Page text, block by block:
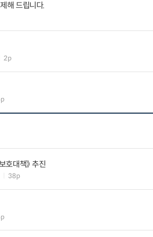
해 드립니다.
2p
호대책》 추진
38p